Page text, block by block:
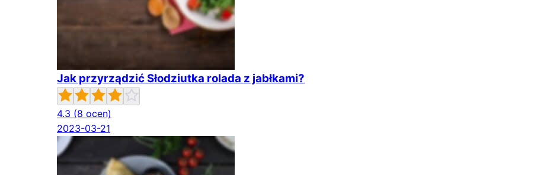
Jak przyrządzić Słodziutka rolada z jabłkami?
4.3 (8 ocen)
2023-03-21